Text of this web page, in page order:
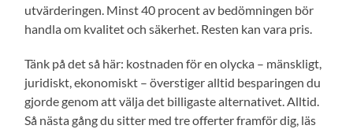
utvärderingen. Minst 40 procent av bedömningen bör
handla om kvalitet och säkerhet. Resten kan vara pris.
Tänk på det så här: kostnaden för en olycka – mänskligt,
juridiskt, ekonomiskt – överstiger alltid besparingen du
gjorde genom att välja det billigaste alternativet. Alltid.
Så nästa gång du sitter med tre offerter framför dig, läs